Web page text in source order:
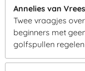
Annelies van
Twee vraagjes
beginners met
golfspullen